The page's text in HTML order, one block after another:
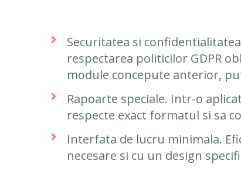
Securitatea si
respectarea politicilor GDPR
module concepute anterior,
Rapoarte speciale. Intr-o
respecte exact formatul si sa
Interfata de lucru minimala.
necesare si cu un design